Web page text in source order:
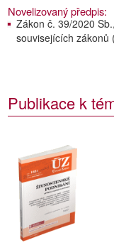
Novelizovaný předpis:
Zákon č. 39/2020
souvisejících zákonů
Publikace k